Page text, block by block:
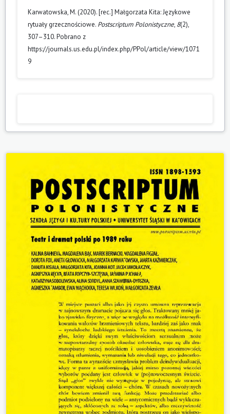
Karwatowska, M. (2020). [rec.] Małgorzata Kita: Językowe
rytuały grzecznościowe. Postscriptum Polonistyczne, 8(2),
307–310. Pobrano z
https://journals.us.edu.pl/index.php/PPol/article/view/1071
9